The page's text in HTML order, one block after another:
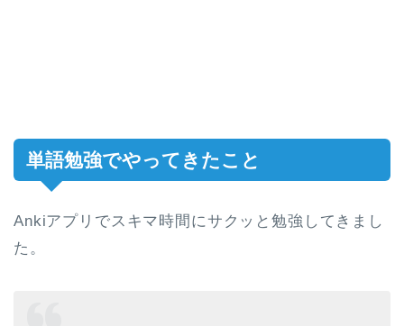
単語勉強でやってきたこと
Ankiアプリでスキマ時間にサクッと勉強してきまし
た。